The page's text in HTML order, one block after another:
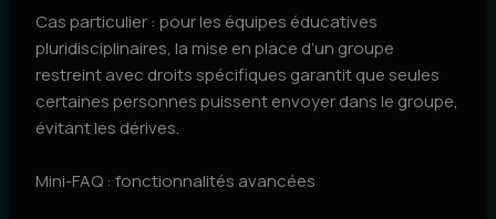
Cas particulier : pour les équipes éducatives
pluridisciplinaires, la mise en place d’un groupe
restreint avec droits spécifiques garantit que seules
certaines personnes puissent envoyer dans le groupe,
évitant les dérives.
Mini-FAQ : fonctionnalités avancées